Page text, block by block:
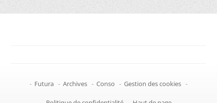
- Futura - Archives - Conso - Gestion des cookies -